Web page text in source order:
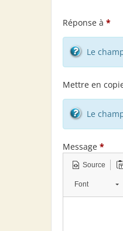
Réponse à *
Le
Mettre en
Le
Message *
Source
Font